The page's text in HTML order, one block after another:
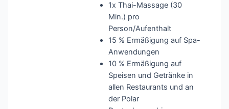
1x Thai-Massage (30
Min.) pro
Person/Aufenthalt
15 % Ermäßigung auf Spa-
Anwendungen
10 % Ermäßigung auf
Speisen und Getränke in
allen Restaurants und an
der Polar